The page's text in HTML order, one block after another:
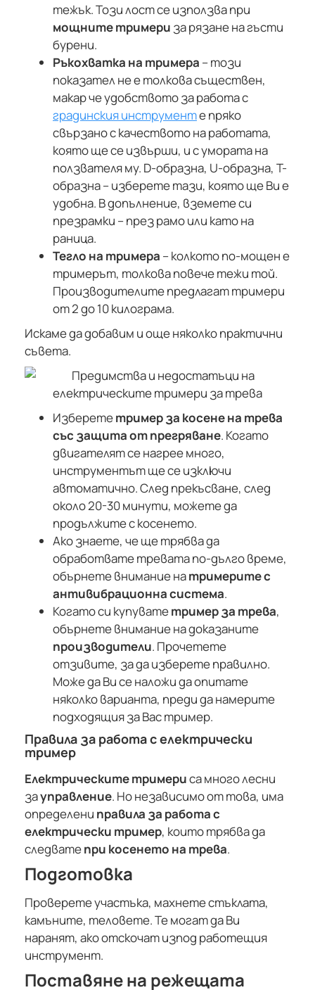
тежък. Този лост се използва при
мощните тримери за рязане на гъсти
бурени.
Ръкохватка на тримера – този
показател не е толкова съществен,
макар че удобството за работа с
градинския инструменте пряко
свързано с качеството на работата,
която ще се извърши, и с умората на
ползвателя му. D-образна, U-образна, T-
образна – изберете тази, която ще Ви е
удобна. В допълнение, вземете си
презрамки – през рамо или като на
раница.
Тегло на тримера – колкото по-мощен е
тримерът, толкова повече тежи той.
Производителите предлагат тримери
от 2 до 10 килограма.
Искаме да добавим и още няколко практични
съвета.
Изберететример за косене на трева
със защита от прегряване. Когато
двигателят се нагрее много,
инструментът ще се изключи
автоматично. След прекъсване, след
около 20-30 минути, можете да
продължите с косенето.
Ако знаете, че ще трябва да
обработвате тревата по-дълго време,
обърнете внимание натримерите с
антивибрационна система.
Когато си купуватетример за трева,
обърнете внимание на доказаните
производители. Прочетете
отзивите, за да изберете правилно.
Може да Ви се наложи да опитате
няколко варианта, преди да намерите
подходящия за Вас тример.
Правила за работа с електрически
тример
Електрическите тримериса много лесни
зауправление. Но независимо от това, има
определени правила за работа с
електрически тример, които трябва да
следватепри косенето на трева.
Подготовка
Проверете участъка, махнете стъклата,
камъните, теловете. Те могат да Ви
наранят, ако отскочат изпод работещия
инструмент.
Поставяне на режещата